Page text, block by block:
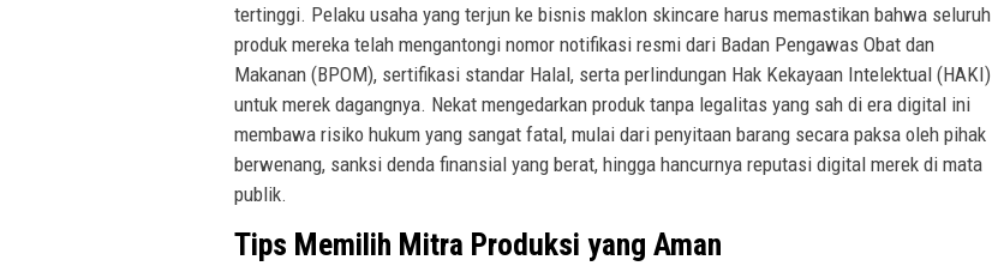
tertinggi. Pelaku usaha yang terjun ke bisnis maklon skincare harus memastikan bahwa seluruh
produk mereka telah mengantongi nomor notifikasi resmi dari Badan Pengawas Obat dan
Makanan (BPOM), sertifikasi standar Halal, serta perlindungan Hak Kekayaan Intelektual (HAKI)
untuk merek dagangnya. Nekat mengedarkan produk tanpa legalitas yang sah di era digital ini
membawa risiko hukum yang sangat fatal, mulai dari penyitaan barang secara paksa oleh pihak
berwenang, sanksi denda finansial yang berat, hingga hancurnya reputasi digital merek di mata
publik.
Tips Memilih Mitra Produksi yang Aman